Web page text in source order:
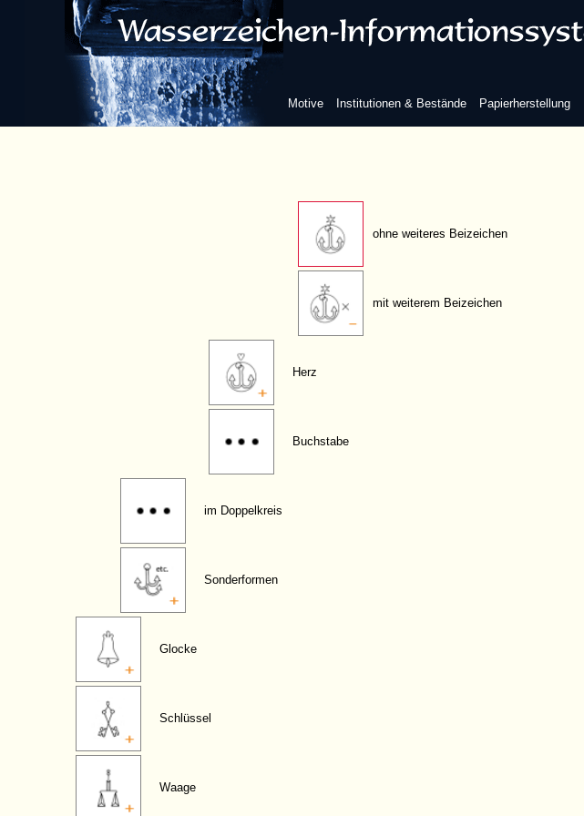
Motive Institutionen & Bestände Papierherstellung
Stern
einkonturig
ohne weiteres Beizeichen
mit weiterem Beizeichen
Herz
Buchstabe
im Doppelkreis
Sonderformen
Glocke
Schlüssel
Waage